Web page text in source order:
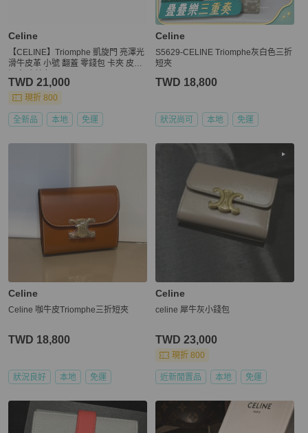
Celine
【CELINE】Triomphe 凱旋門 亮澤光
滑牛皮革 小號 翻蓋 零錢包 卡夾 皮夾
TWD 21,000
現折 800
全新品 本地 免運
Celine
S5629-CELINE Triomphe灰白色三折
短夾
TWD 18,800
狀況尚可 本地 免運
Celine
Celine 咖牛皮Triomphe三折短夾
TWD 18,800
狀況良好 本地 免運
Celine
celine 犀牛灰小錢包
TWD 23,000
現折 800
近新閒置品 本地 免運